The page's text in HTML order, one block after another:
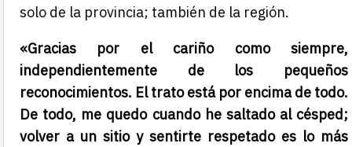
solo de la provincia; también de la región.
«Gracias por el cariño como siempre,
independientemente de los pequeños
reconocimientos. El trato está por encima de todo.
De todo, me quedo cuando he saltado al césped;
volver a un sitio y sentirte respetado es lo más